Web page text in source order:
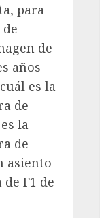
para
de
años
es la
de
la
de
asiento
F1 de